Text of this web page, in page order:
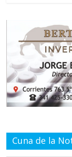
Cuna de la